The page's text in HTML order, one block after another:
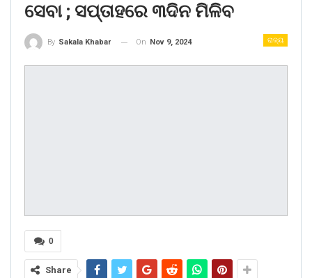
ସେବା ; ସପ୍ତାହରେ ୩ଦିନ ମିଳିବ
ରାଜ୍ୟ
By Sakala Khabar On Nov 9, 2024
0
Share